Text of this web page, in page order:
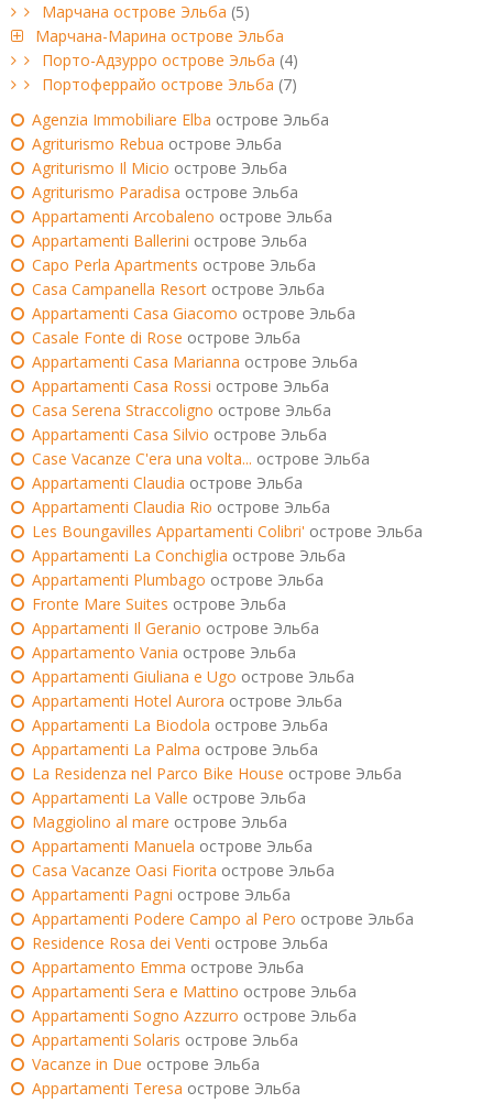
Марчана острове Эльба (5)
Марчана-Марина острове Эльба
Порто-Адзурро острове Эльба (4)
Портоферрайо острове Эльба (7)
Agenzia Immobiliare Elba острове Эльба
Agriturismo Rebua острове Эльба
Agriturismo Il Micio острове Эльба
Agriturismo Paradisa острове Эльба
Appartamenti Arcobaleno острове Эльба
Appartamenti Ballerini острове Эльба
Capo Perla Apartments острове Эльба
Casa Campanella Resort острове Эльба
Appartamenti Casa Giacomo острове Эльба
Casale Fonte di Rose острове Эльба
Appartamenti Casa Marianna острове Эльба
Appartamenti Casa Rossi острове Эльба
Casa Serena Straccoligno острове Эльба
Appartamenti Casa Silvio острове Эльба
Case Vacanze C'era una volta... острове Эльба
Appartamenti Claudia острове Эльба
Appartamenti Claudia Rio острове Эльба
Les Boungavilles Appartamenti Colibri' острове Эльба
Appartamenti La Conchiglia острове Эльба
Appartamenti Plumbago острове Эльба
Fronte Mare Suites острове Эльба
Appartamenti Il Geranio острове Эльба
Appartamento Vania острове Эльба
Appartamenti Giuliana e Ugo острове Эльба
Appartamenti Hotel Aurora острове Эльба
Appartamenti La Biodola острове Эльба
Appartamenti La Palma острове Эльба
La Residenza nel Parco Bike House острове Эльба
Appartamenti La Valle острове Эльба
Maggiolino al mare острове Эльба
Appartamenti Manuela острове Эльба
Casa Vacanze Oasi Fiorita острове Эльба
Appartamenti Pagni острове Эльба
Appartamenti Podere Campo al Pero острове Эльба
Residence Rosa dei Venti острове Эльба
Appartamento Emma острове Эльба
Appartamenti Sera e Mattino острове Эльба
Appartamenti Sogno Azzurro острове Эльба
Appartamenti Solaris острове Эльба
Vacanze in Due острове Эльба
Appartamenti Teresa острове Эльба